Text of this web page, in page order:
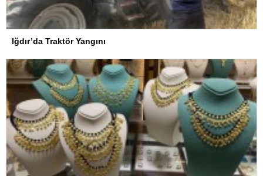
Iğdır’da Traktör Yangını